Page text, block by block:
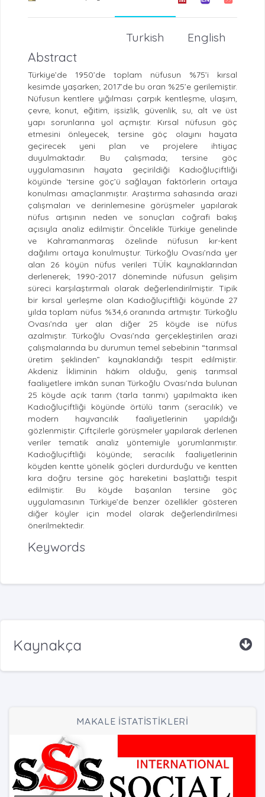
English
Turkish
Abstract
Türkiye’de 1950’de toplam nüfusun %75’i kırsal
kesimde yaşarken; 2017’de bu oran %25’e gerilemiştir.
Nüfusun kentlere yığılması çarpık kentleşme, ulaşım,
çevre, konut, eğitim, işsizlik, güvenlik, su, alt ve üst
yapı sorunlarına yol açmıştır. Kırsal nüfusun göç
etmesini önleyecek, tersine göç olayını hayata
geçirecek yeni plan ve projelere ihtiyaç
duyulmaktadır. Bu çalışmada; tersine göç
uygulamasının hayata geçirildiği Kadıoğluçiftliği
köyünde ‘tersine göç’ü sağlayan faktörlerin ortaya
konulması amaçlanmıştır. Araştırma sahasında arazi
çalışmaları ve derinlemesine görüşmeler yapılarak
nüfus artışının neden ve sonuçları coğrafi bakış
açısıyla analiz edilmiştir. Öncelikle Türkiye genelinde
ve Kahramanmaraş özelinde nüfusun kır-kent
dağılımı ortaya konulmuştur. Türkoğlu Ovası’nda yer
alan 26 köyün nüfus verileri TÜİK kaynaklarından
derlenerek; 1990-2017 döneminde nüfusun gelişim
süreci karşılaştırmalı olarak değerlendirilmiştir. Tipik
bir kırsal yerleşme olan Kadıoğluçiftliği köyünde 27
yılda toplam nüfus %34,6 oranında artmıştır. Türkoğlu
Ovası’nda yer alan diğer 25 köyde ise nüfus
azalmıştır. Türkoğlu Ovası’nda gerçekleştirilen arazi
çalışmalarında bu durumun temel sebebinin “tarımsal
üretim şeklinden” kaynaklandığı tespit edilmiştir.
Akdeniz İkliminin hâkim olduğu, geniş tarımsal
faaliyetlere imkân sunan Türkoğlu Ovası’nda bulunan
25 köyde açık tarım (tarla tarımı) yapılmakta iken
Kadıoğluçiftliği köyünde örtülü tarım (seracılık) ve
modern hayvancılık faaliyetlerinin yapıldığı
gözlenmiştir. Çiftçilerle görüşmeler yapılarak derlenen
veriler tematik analiz yöntemiyle yorumlanmıştır.
Kadıoğluçiftliği köyünde; seracılık faaliyetlerinin
köyden kentte yönelik göçleri durdurduğu ve kentten
kıra doğru tersine göç hareketini başlattığı tespit
edilmiştir. Bu köyde başarılan tersine göç
uygulamasının Türkiye’de benzer özellikler gösteren
diğer köyler için model olarak değerlendirilmesi
önerilmektedir.
Keywords
Kaynakça
MAKALE İSTATİSTİKLERİ